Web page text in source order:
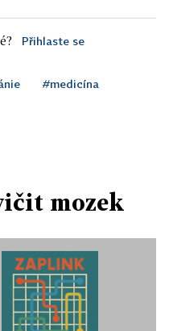
Přihlaste se
#medicína
mozek